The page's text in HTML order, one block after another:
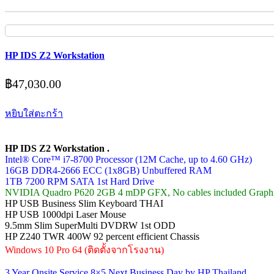
HP IDS Z2 Workstation
฿47,030.00
หยิบใส่ตะกร้า
HP IDS Z2 Workstation .
Intel® Core™ i7-8700 Processor (12M Cache, up to 4.60 GHz)
16GB DDR4-2666 ECC (1x8GB) Unbuffered RAM
1TB 7200 RPM SATA 1st Hard Drive
NVIDIA Quadro P620 2GB 4 mDP GFX, No cables included
HP USB Business Slim Keyboard THAI
HP USB 1000dpi Laser Mouse
9.5mm Slim SuperMulti DVDRW 1st ODD
HP Z240 TWR 400W 92 percent efficient Chassis
Windows 10 Pro 64 (ติดตั้งจากโรงงาน)